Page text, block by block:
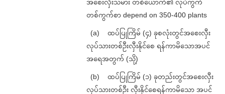
အစေးလှီးသမား တစ်ယောက်၏ လုပ်ကွက်
တစ်ကွက်စာ depend on 350-400 plants
(a) ထပ်ပြုကြိမ် (၄) ခုစလုံးတွင်အစေးလှီး
လုပ်သားတစ်ဦးလှီးနိုင်စေ ရန်ကာမိသောအပင်
အရေအတွက် (သို့)
(b) ထပ်ပြုကြိမ် (၁) ခုတည်းတွင်အစေးလှီး
လုပ်သားတစ်ဦး လှီးနိုင်စေရန်ကာမိသော အပင်